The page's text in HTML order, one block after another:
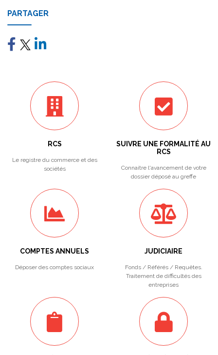
PARTAGER
RCS
Le registre du commerce et des
sociétés
SUIVRE UNE FORMALITÉ AU
RCS
Connaitre l'avancement de votre
dossier déposé au greffe
COMPTES ANNUELS
Déposer des comptes sociaux
JUDICIAIRE
Fonds / Référés / Requêtes.
Traitement de difficultés des
entreprises